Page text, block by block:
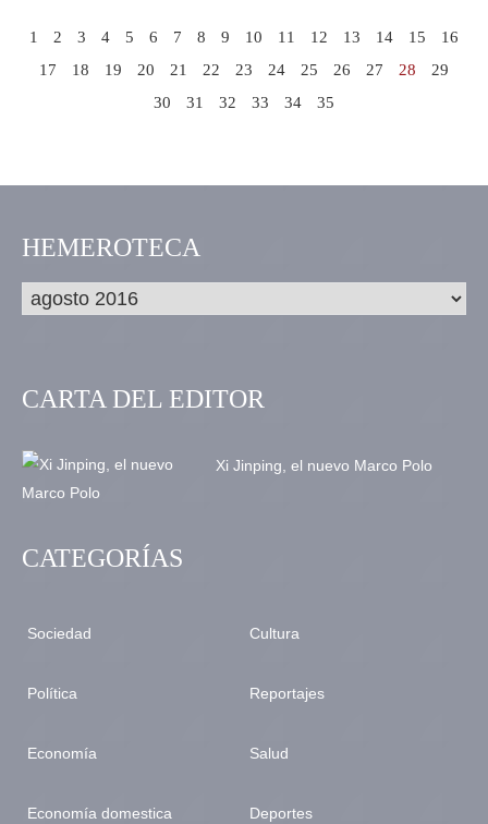
1 2 3 4 5 6 7 8 9 10 11 12 13 14 15
16
17
18 19 20 21 22 23 24 25 26 27 28
29
30
31 32 33 34 35
HEMEROTECA
CARTA DEL EDITOR
Xi Jinping, el nuevo Marco Polo
CATEGORÍAS
Sociedad
Política
Economía
Economía domestica
Cultura
Reportajes
Salud
Deportes